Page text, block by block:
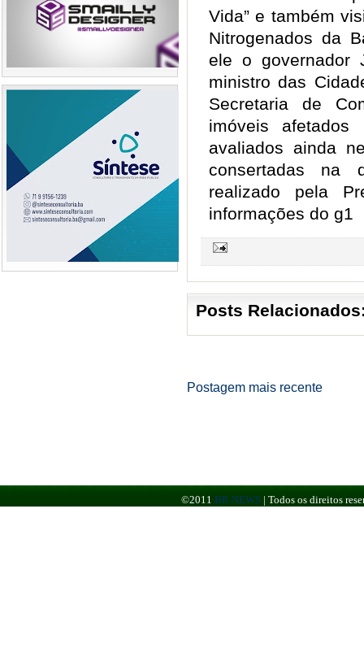
Vida” e também
Nitrogenados da
ele o governador
ministro das
Secretaria de
imóveis
avaliados ainda
consertadas na
realizado pela
informações do g1
Posts
Postagem mais recente
©2011 BR NEWS | Todos os direitos